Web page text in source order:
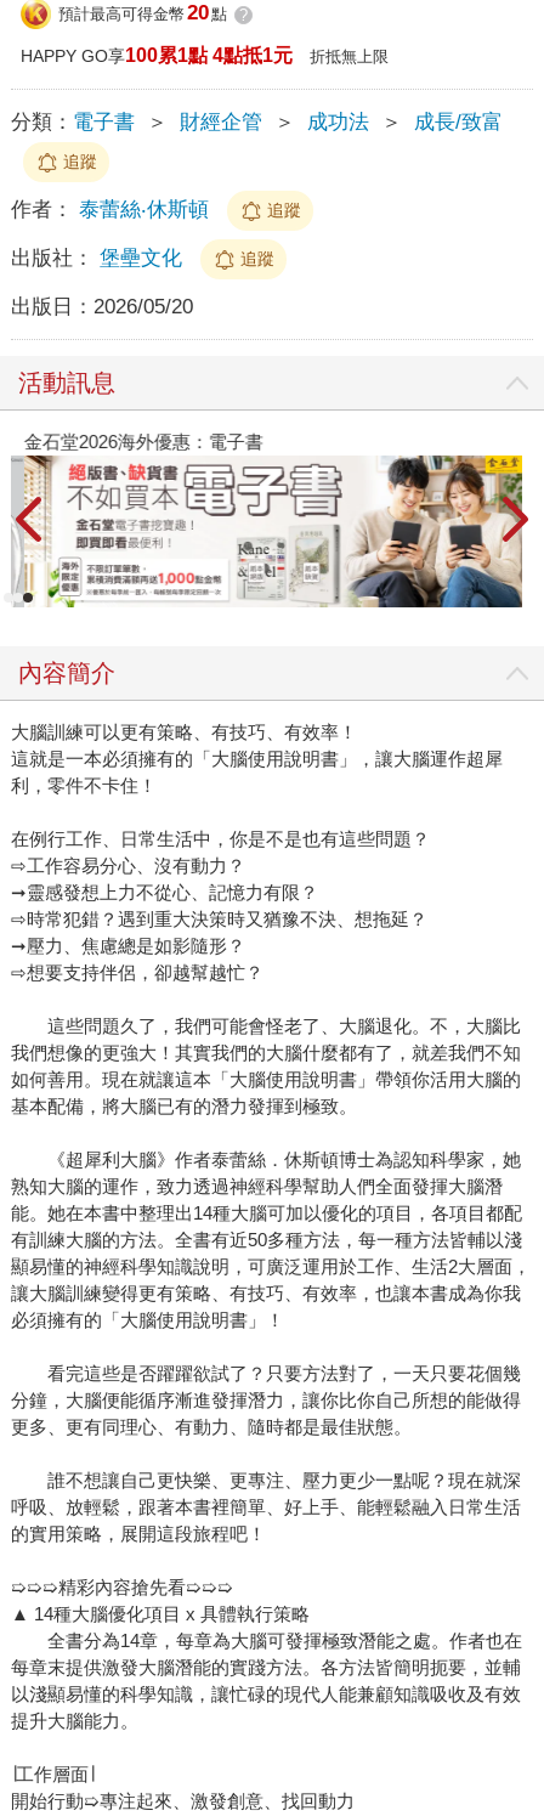
預計最高可得金幣 20點 ?
HAPPY GO享100累1點 4點抵1元 折抵無上限
分類： 電子書 ＞ 財經企管 ＞ 成功法 ＞ 成長/致富
追蹤
作者： 泰蕾絲‧休斯頓 追蹤
出版社： 堡壘文化 追蹤
出版日： 2026/05/20
活動訊息
金石堂2026海外優惠：電子書
內容簡介
大腦訓練可以更有策略、有技巧、有效率！
這就是一本必須擁有的「大腦使用說明書」，讓大腦運作超犀
利，零件不卡住！
在例行工作、日常生活中，你是不是也有這些問題？
⇨工作容易分心、沒有動力？
➞靈感發想上力不從心、記憶力有限？
⇨時常犯錯？遇到重大決策時又猶豫不決、想拖延？
➞壓力、焦慮總是如影隨形？
⇨想要支持伴侶，卻越幫越忙？
這些問題久了，我們可能會怪老了、大腦退化。不，大腦比
我們想像的更強大！其實我們的大腦什麼都有了，就差我們不知
如何善用。現在就讓這本「大腦使用說明書」帶領你活用大腦的
基本配備，將大腦已有的潛力發揮到極致。
《超犀利大腦》作者泰蕾絲．休斯頓博士為認知科學家，她
熟知大腦的運作，致力透過神經科學幫助人們全面發揮大腦潛
能。她在本書中整理出14種大腦可加以優化的項目，各項目都配
有訓練大腦的方法。全書有近50多種方法，每一種方法皆輔以淺
顯易懂的神經科學知識說明，可廣泛運用於工作、生活2大層面，
讓大腦訓練變得更有策略、有技巧、有效率，也讓本書成為你我
必須擁有的「大腦使用說明書」！
看完這些是否躍躍欲試了？只要方法對了，一天只要花個幾
分鐘，大腦便能循序漸進發揮潛力，讓你比你自己所想的能做得
更多、更有同理心、有動力、隨時都是最佳狀態。
誰不想讓自己更快樂、更專注、壓力更少一點呢？現在就深
呼吸、放輕鬆，跟著本書裡簡單、好上手、能輕鬆融入日常生活
的實用策略，展開這段旅程吧！
➯➯➯精彩內容搶先看➯➯➯
▲ 14種大腦優化項目 x 具體執行策略
全書分為14章，每章為大腦可發揮極致潛能之處。作者也在
每章末提供激發大腦潛能的實踐方法。各方法皆簡明扼要，並輔
以淺顯易懂的科學知識，讓忙碌的現代人能兼顧知識吸收及有效
提升大腦能力。
∣工作層面∣
開始行動➯專注起來、激發創意、找回動力